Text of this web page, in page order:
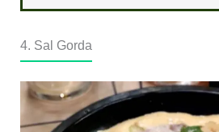
4. Sal Gorda